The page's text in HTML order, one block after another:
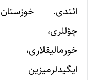
ائتدی. خوزستان
چؤللری،
خورمالیقلاری،
ایگیدلرمیزین